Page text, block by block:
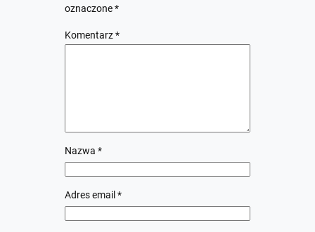
oznaczone*
Komentarz*
Nazwa *
Adres email *